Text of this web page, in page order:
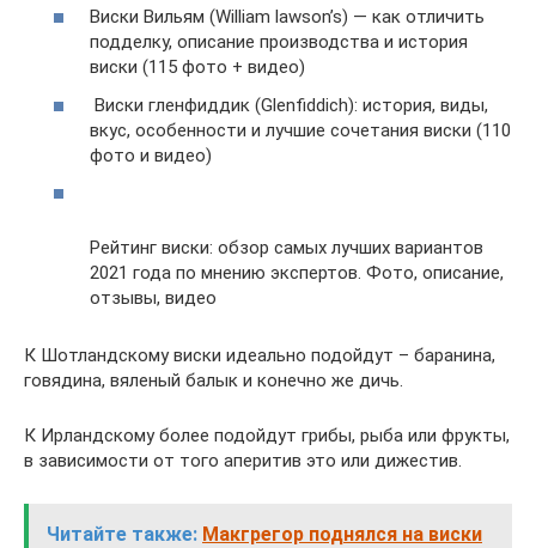
Виски Вильям (William lawson’s) — как отличить
подделку, описание производства и история
виски (115 фото + видео)
Виски гленфиддик (Glenfiddich): история, виды,
вкус, особенности и лучшие сочетания виски (110
фото и видео)
Рейтинг виски: обзор самых лучших вариантов
2021 года по мнению экспертов. Фото, описание,
отзывы, видео
К Шотландскому виски идеально подойдут – баранина,
говядина, вяленый балык и конечно же дичь.
К Ирландскому более подойдут грибы, рыба или фрукты,
в зависимости от того аперитив это или дижестив.
Читайте также: Макгрегор поднялся на виски